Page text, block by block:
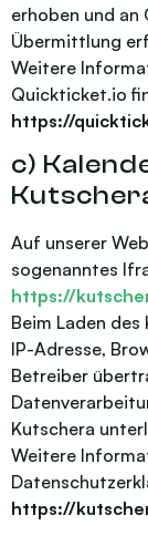
erhoben und
Übermittlung
Weitere
Quickticket.io
https://
c)
Auf unserer
sogenanntes
https://
Beim Laden
IP-Adresse,
Betreiber
Kutschera
Weitere
https://